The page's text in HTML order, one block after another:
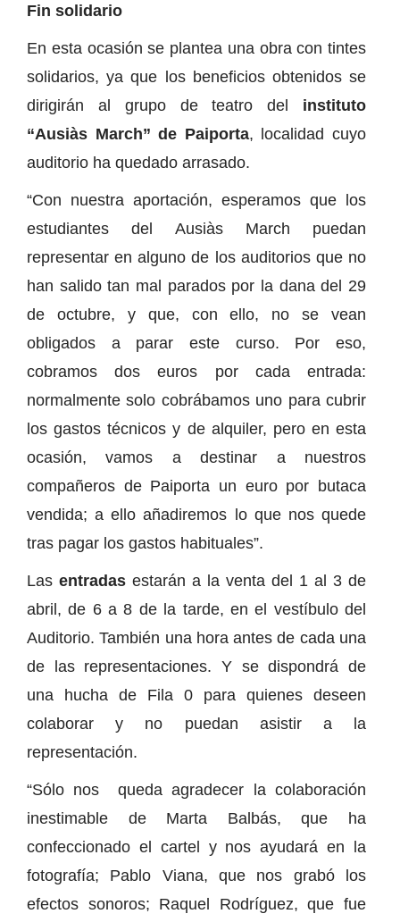
Fin solidario
En esta ocasión se plantea una obra con tintes
solidarios, ya que los beneficios obtenidos se
dirigirán al grupo de teatro del instituto
“Ausiàs March” de Paiporta, localidad cuyo
auditorio ha quedado arrasado.
“Con nuestra aportación, esperamos que los
estudiantes del Ausiàs March puedan
representar en alguno de los auditorios que no
han salido tan mal parados por la dana del 29
de octubre, y que, con ello, no se vean
obligados a parar este curso. Por eso,
cobramos dos euros por cada entrada:
normalmente solo cobrábamos uno para cubrir
los gastos técnicos y de alquiler, pero en esta
ocasión, vamos a destinar a nuestros
compañeros de Paiporta un euro por butaca
vendida; a ello añadiremos lo que nos quede
tras pagar los gastos habituales”.
Las entradas estarán a la venta del 1 al 3 de
abril, de 6 a 8 de la tarde, en el vestíbulo del
Auditorio. También una hora antes de cada una
de las representaciones. Y se dispondrá de
una hucha de Fila 0 para quienes deseen
colaborar y no puedan asistir a la
representación.
“Sólo nos queda agradecer la colaboración
inestimable de Marta Balbás, que ha
confeccionado el cartel y nos ayudará en la
fotografía; Pablo Viana, que nos grabó los
efectos sonoros; Raquel Rodríguez, que fue